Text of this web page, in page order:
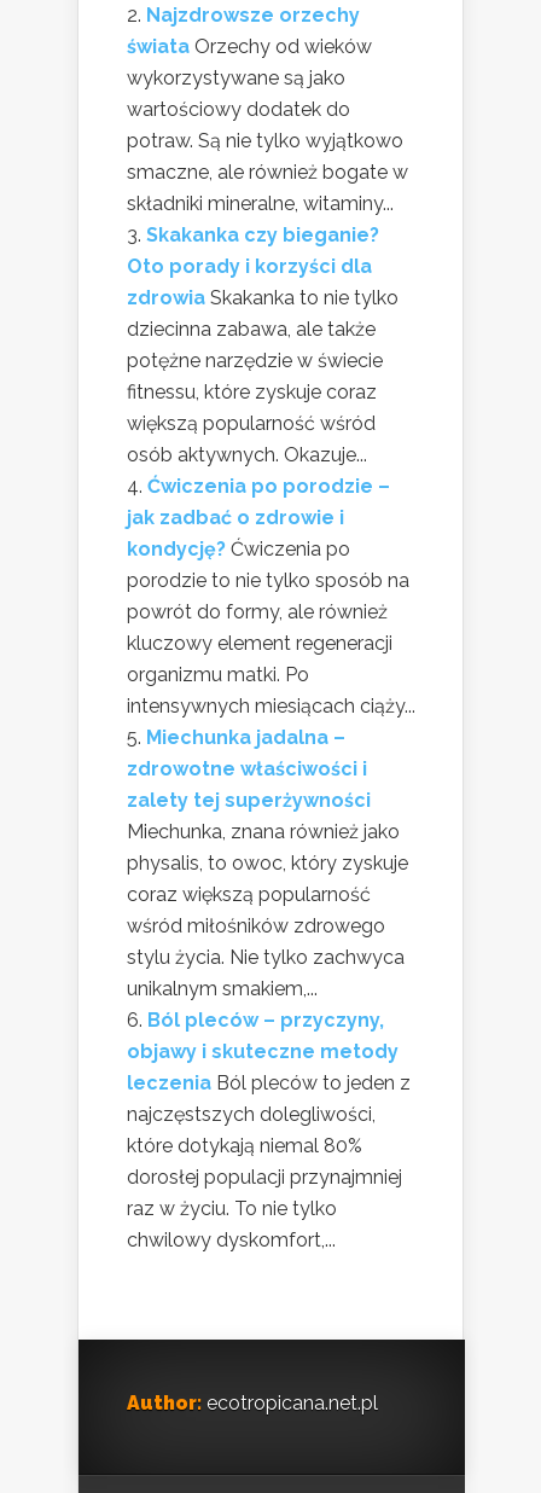
Najzdrowsze orzechy
świata Orzechy od wieków
wykorzystywane są jako
wartościowy dodatek do
potraw. Są nie tylko wyjątkowo
smaczne, ale również bogate w
składniki mineralne, witaminy...
Skakanka czy bieganie?
Oto porady i korzyści dla
zdrowia Skakanka to nie tylko
dziecinna zabawa, ale także
potężne narzędzie w świecie
fitnessu, które zyskuje coraz
większą popularność wśród
osób aktywnych. Okazuje...
Ćwiczenia po porodzie –
jak zadbać o zdrowie i
kondycję? Ćwiczenia po
porodzie to nie tylko sposób na
powrót do formy, ale również
kluczowy element regeneracji
organizmu matki. Po
intensywnych miesiącach ciąży...
Miechunka jadalna –
zdrowotne właściwości i
zalety tej superżywności
Miechunka, znana również jako
physalis, to owoc, który zyskuje
coraz większą popularność
wśród miłośników zdrowego
stylu życia. Nie tylko zachwyca
unikalnym smakiem,...
Ból pleców – przyczyny,
objawy i skuteczne metody
leczenia Ból pleców to jeden z
najczęstszych dolegliwości,
które dotykają niemal 80%
dorosłej populacji przynajmniej
raz w życiu. To nie tylko
chwilowy dyskomfort,...
Author: ecotropicana.net.pl